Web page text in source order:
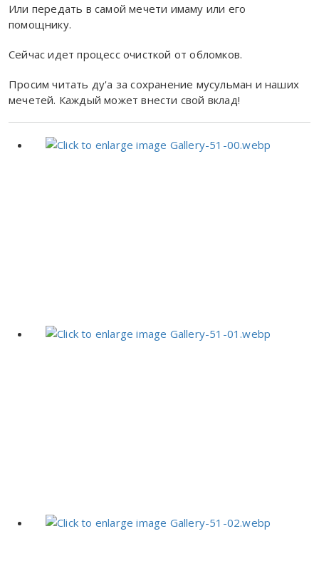
Или передать в самой мечети имаму или его
помощнику.
Сейчас идет процесс очисткой от обломков.
Просим читать ду'а за сохранение мусульман и наших
мечетей. Каждый может внести свой вклад!